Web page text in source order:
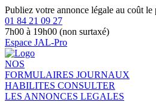
Publiez votre annonce légale au coût le
01 84 21 09 27
7h00 à 19h00 (non surtaxé)
Espace JAL-Pro
NOS
FORMULAIRES JOURNAUX
HABILITES CONSULTER
LES ANNONCES LEGALES